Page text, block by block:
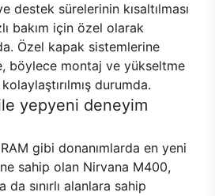
destek sürelerinin kısaltılması
bakım için özel olarak
Özel kapak sistemlerine
böylece montaj ve yükseltme
durumda.
yepyeni deneyim
gibi donanımlarda en yeni
sahip olan Nirvana M400,
da sınırlı alanlara sahip